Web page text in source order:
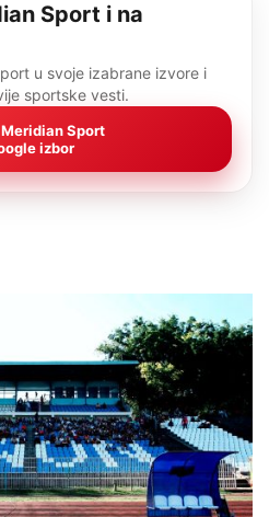
Sport i na
u svoje izabrane izvore i
sportske vesti.
Sport
izbor